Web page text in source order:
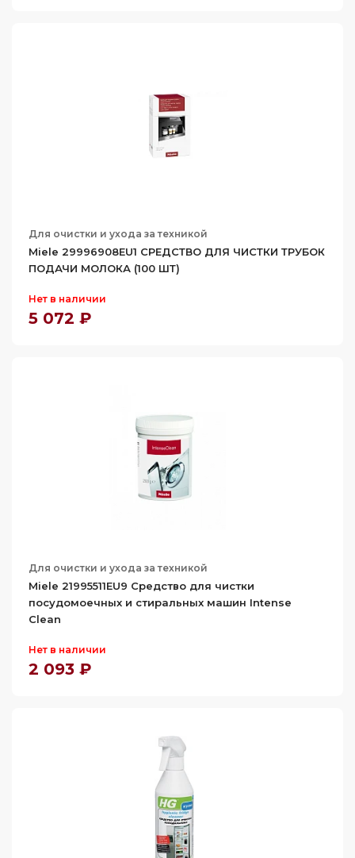
Для очистки и ухода за техникой
Miele 29996908EU1 СРЕДСТВО ДЛЯ ЧИСТКИ ТРУБОК
ПОДАЧИ МОЛОКА (100 ШТ)
Нет в наличии
5 072 ₽
Для очистки и ухода за техникой
Miele 21995511EU9 Средство для чистки
посудомоечных и стиральных машин Intense
Clean
Нет в наличии
2 093 ₽